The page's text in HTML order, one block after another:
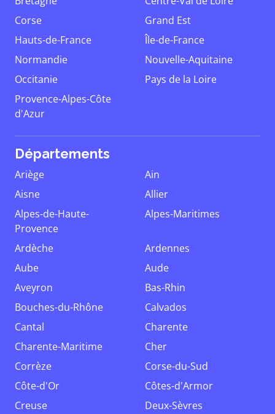
Corse
Grand Est
Hauts-de-France
Île-de-France
Normandie
Nouvelle-Aquitaine
Occitanie
Pays de la Loire
Provence-Alpes-Côte
d'Azur
Départements
Ariège
Ain
Aisne
Allier
Alpes-de-Haute-
Provence
Alpes-Maritimes
Ardèche
Ardennes
Aube
Aude
Aveyron
Bas-Rhin
Bouches-du-Rhône
Calvados
Cantal
Charente
Charente-Maritime
Cher
Corrèze
Corse-du-Sud
Côte-d'Or
Côtes-d'Armor
Creuse
Deux-Sèvres